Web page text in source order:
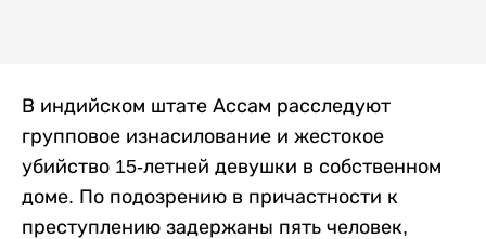
В индийском штате Ассам расследуют
групповое изнасилование и жестокое
убийство 15-летней девушки в собственном
доме. По подозрению в причастности к
преступлению задержаны пять человек,